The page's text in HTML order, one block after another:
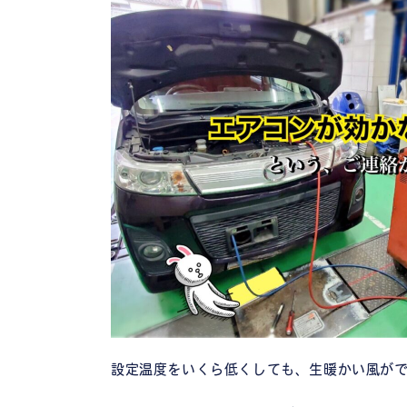
設定温度をいくら低くしても、生暖かい風が